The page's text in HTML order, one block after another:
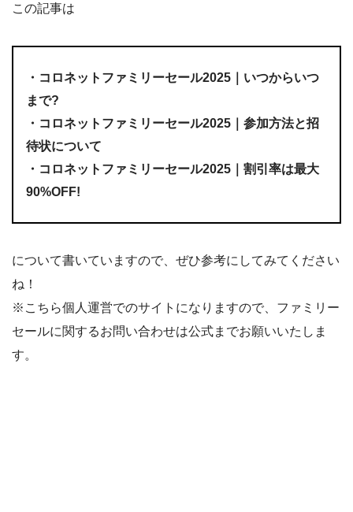
この記事は
・コロネットファミリーセール2025｜いつからいつ
まで?
・コロネットファミリーセール2025｜参加方法と招
待状について
・コロネットファミリーセール2025｜割引率は最大
90%OFF!
について書いていますので、ぜひ参考にしてみてください
ね！
※こちら個人運営でのサイトになりますので、ファミリー
セールに関するお問い合わせは公式までお願いいたしま
す。